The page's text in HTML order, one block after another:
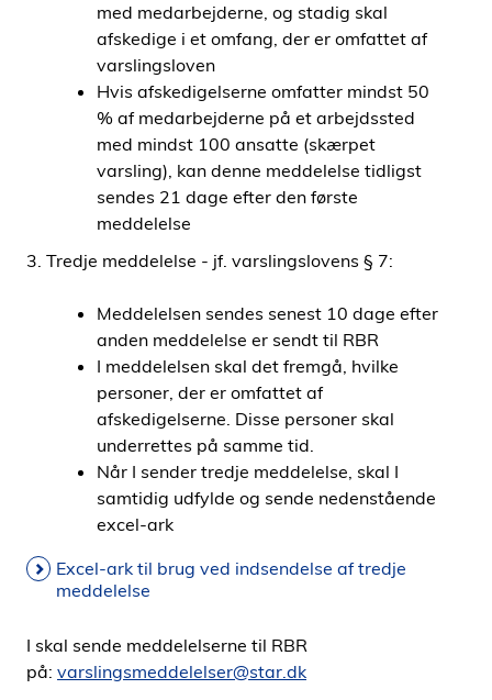
med medarbejderne, og stadig skal
afskedige i et omfang, der er omfattet af
varslingsloven
Hvis afskedigelserne omfatter mindst 50
% af medarbejderne på et arbejdssted
med mindst 100 ansatte (skærpet
varsling), kan denne meddelelse tidligst
sendes 21 dage efter den første
meddelelse
3. Tredje meddelelse - jf. varslingslovens § 7:
Meddelelsen sendes senest 10 dage efter
anden meddelelse er sendt til RBR
I meddelelsen skal det fremgå, hvilke
personer, der er omfattet af
afskedigelserne. Disse personer skal
underrettes på samme tid.
Når I sender tredje meddelelse, skal I
samtidig udfylde og sende nedenstående
excel-ark
Excel-ark til brug ved indsendelse af tredje
meddelelse
I skal sende meddelelserne til RBR
på: varslingsmeddelelser@star.dk